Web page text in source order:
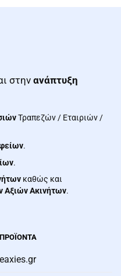
στην ανάπτυξη
Τραπεζών / Εταιριών /
.
.
καθώς και
Αξιών Ακινήτων.
ΠΡΟΪΌΝΤΑ
eaxies.gr